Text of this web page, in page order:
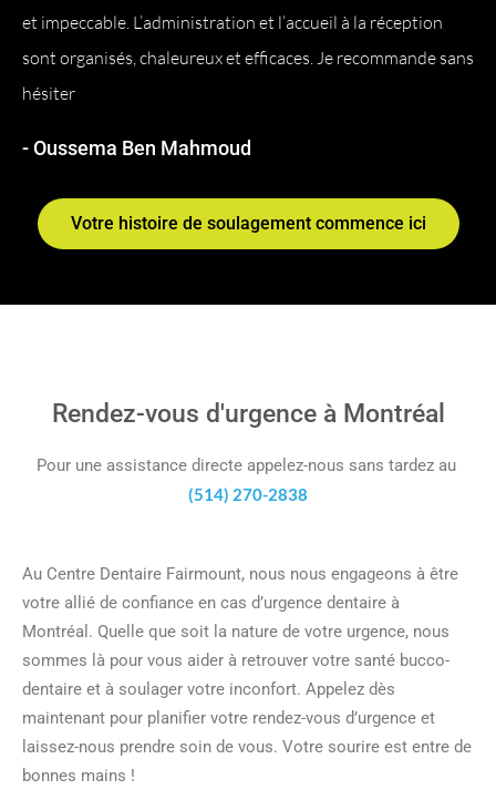
et impeccable. L’administration et l’accueil à la réception
sont organisés, chaleureux et efficaces. Je recommande sans
hésiter
- Oussema Ben Mahmoud
Votre histoire de soulagement commence ici
Rendez-vous d'urgence à Montréal
Pour une assistance directe appelez-nous sans tardez au
(514) 270-2838
Au Centre Dentaire Fairmount, nous nous engageons à être
votre allié de confiance en cas d’urgence dentaire à
Montréal. Quelle que soit la nature de votre urgence, nous
sommes là pour vous aider à retrouver votre santé bucco-
dentaire et à soulager votre inconfort. Appelez dès
maintenant pour planifier votre rendez-vous d’urgence et
laissez-nous prendre soin de vous. Votre sourire est entre de
bonnes mains !